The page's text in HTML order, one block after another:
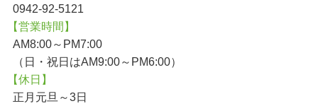
0942-92-5121
【営業時間】
AM8:00～PM7:00
（日・祝日はAM9:00～PM6:00）
【休日】
正月元旦～3日